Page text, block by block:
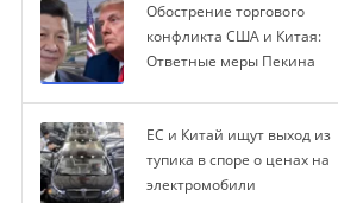
Обострение торгового
конфликта США и Китая:
Ответные меры Пекина
ЕС и Китай ищут выход из
тупика в споре о ценах на
электромобили